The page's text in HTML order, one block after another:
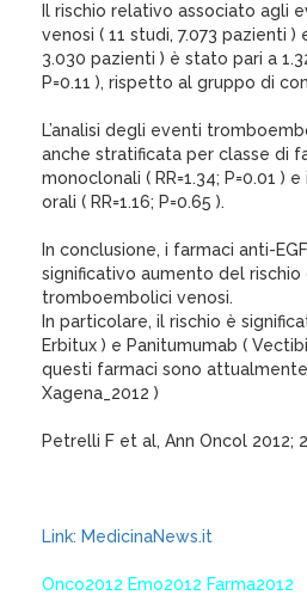
Il rischio relativo associato agli
venosi ( 11 studi, 7.073 pazienti )
3.030 pazienti ) è stato pari a
P=0.11 ), rispetto al gruppo di
L’analisi degli eventi
anche stratificata per classe di
monoclonali ( RR=1.34; P=0.01 )
orali ( RR=1.16; P=0.65 ).
In conclusione, i farmaci anti-
significativo aumento del rischio
tromboembolici venosi.
In particolare, il rischio è
Erbitux ) e Panitumumab (
questi farmaci sono
Xagena_2012 )
Petrelli F et al, Ann Oncol 2012;
Link: MedicinaNews.it
Onco2012 Emo2012 Farma2012